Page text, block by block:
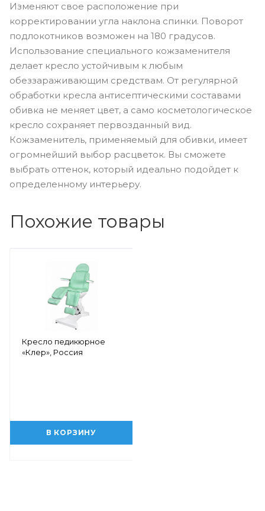
Изменяют свое расположение при
корректировании угла наклона спинки. Поворот
подлокотников возможен на 180 градусов.
Использование специального кожзаменителя
делает кресло устойчивым к любым
обеззараживающим средствам. От регулярной
обработки кресла антисептическими составами
обивка не меняет цвет, а само косметологическое
кресло сохраняет первозданный вид.
Кожзаменитель, применяемый для обивки, имеет
огромнейший выбор расцветок. Вы сможете
выбрать оттенок, который идеально подойдет к
определенному интерьеру.
Похожие товары
Кресло педикюрное
«Клер», Россия
В КОРЗИНУ